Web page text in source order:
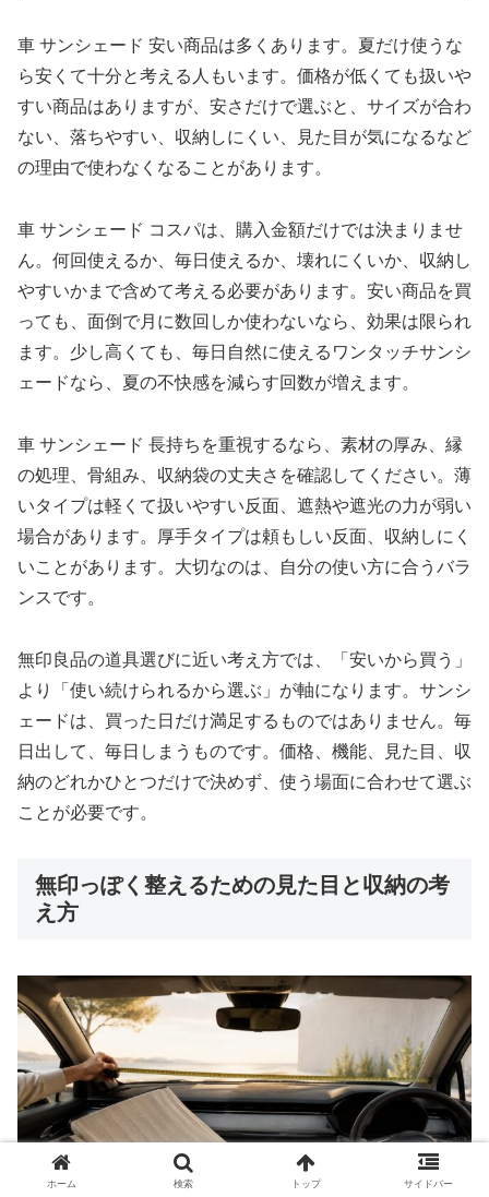
車 サンシェード 安い商品は多くあります。夏だけ使うな
ら安くて十分と考える人もいます。価格が低くても扱いや
すい商品はありますが、安さだけで選ぶと、サイズが合わ
ない、落ちやすい、収納しにくい、見た目が気になるなど
の理由で使わなくなることがあります。
車 サンシェード コスパは、購入金額だけでは決まりませ
ん。何回使えるか、毎日使えるか、壊れにくいか、収納し
やすいかまで含めて考える必要があります。安い商品を買
っても、面倒で月に数回しか使わないなら、効果は限られ
ます。少し高くても、毎日自然に使えるワンタッチサンシ
ェードなら、夏の不快感を減らす回数が増えます。
車 サンシェード 長持ちを重視するなら、素材の厚み、縁
の処理、骨組み、収納袋の丈夫さを確認してください。薄
いタイプは軽くて扱いやすい反面、遮熱や遮光の力が弱い
場合があります。厚手タイプは頼もしい反面、収納しにく
いことがあります。大切なのは、自分の使い方に合うバラ
ンスです。
無印良品の道具選びに近い考え方では、「安いから買う」
より「使い続けられるから選ぶ」が軸になります。サンシ
ェードは、買った日だけ満足するものではありません。毎
日出して、毎日しまうものです。価格、機能、見た目、収
納のどれかひとつだけで決めず、使う場面に合わせて選ぶ
ことが必要です。
無印っぽく整えるための見た目と収納の考
え方
ホーム 検索 トップ サイドバー